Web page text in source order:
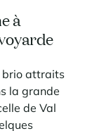
ralentie, la
à
brio attraits
la grande
de Val